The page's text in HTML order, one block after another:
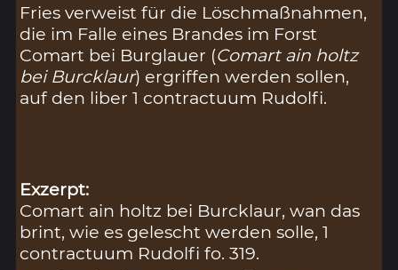
Fries verweist für die Löschmaßnahmen,
die im Falle eines Brandes im Forst
Comart bei Burglauer (Comart ain holtz
bei Burcklaur) ergriffen werden sollen,
auf den liber 1 contractuum Rudolfi.
Exzerpt:
Comart ain holtz bei Burcklaur, wan das
brint, wie es gelescht werden solle, 1
contractuum Rudolfi fo. 319.